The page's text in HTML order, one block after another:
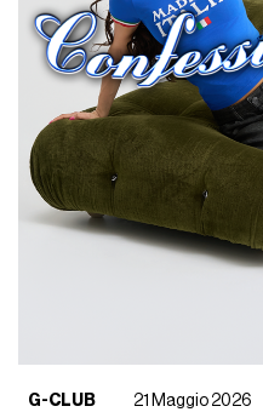
G-CLUB
21 Maggio 2026